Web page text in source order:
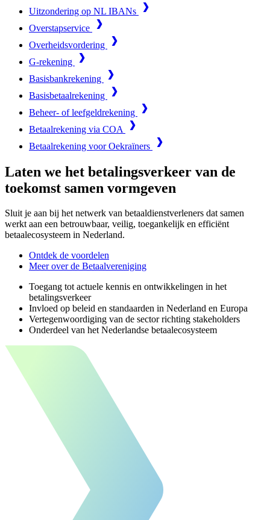
Uitzondering op NL IBANs
Overstapservice
Overheidsvordering
G-rekening
Basisbankrekening
Basisbetaalrekening
Beheer- of leefgeldrekening
Betaalrekening via COA
Betaalrekening voor Oekraïners
Laten we het betalingsverkeer van de
toekomst samen vormgeven
Sluit je aan bij het netwerk van betaaldienstverleners dat samen
werkt aan een betrouwbaar, veilig, toegankelijk en efficiënt
betaalecosysteem in Nederland.
Ontdek de voordelen
Meer over de Betaalvereniging
Toegang tot actuele kennis en ontwikkelingen in het
betalingsverkeer
Invloed op beleid en standaarden in Nederland en Europa
Vertegenwoordiging van de sector richting stakeholders
Onderdeel van het Nederlandse betaalecosysteem